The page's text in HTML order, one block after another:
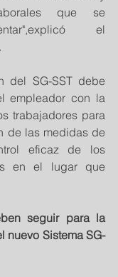
que se
el
del SG-SST debe
empleador con la
trabajadores para
de las medidas de
eficaz de los
en el lugar que
seguir para la
nuevo Sistema SG-